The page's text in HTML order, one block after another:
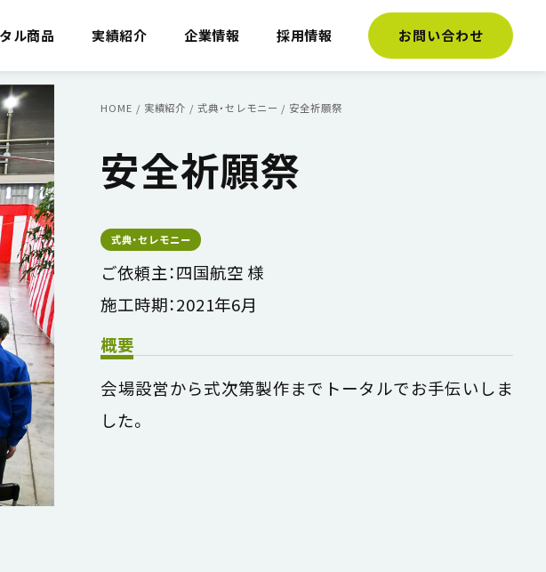
ル商品 実績紹介 企業情報 採用情報 お問い合わせ
HOME / 実績紹介 /式典・セレモニー / 安全祈願祭
安全祈願祭
式典・セレモニー
ご依頼主：四国航空 様
施工時期：2021年6月
概要
会場設営から式次第製作までトータルでお手伝いしま
した。